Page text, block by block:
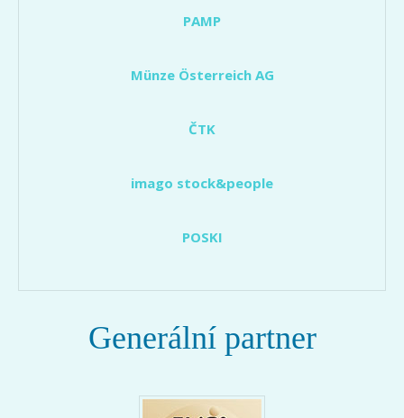
PAMP
Münze Österreich AG
ČTK
imago stock&people
POSKI
Generální partner